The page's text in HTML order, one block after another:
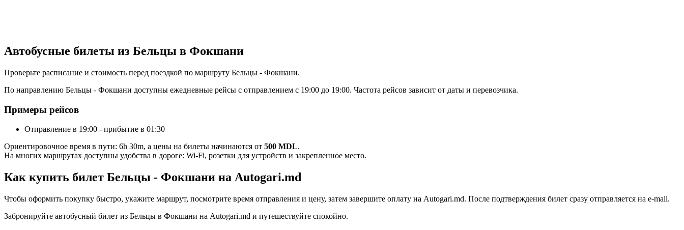
Автобусные билеты из Бельцы в Фокшани
Проверьте расписание и стоимость перед поездкой по маршруту Бельцы - Фокшани.
По направлению Бельцы - Фокшани доступны ежедневные рейсы с отправлением с 19:00 до 19:00. Частота рейсов зависит от даты и перевозчика.
Примеры рейсов
Отправление в 19:00 - прибытие в 01:30
Ориентировочное время в пути: 6h 30m, а цены на билеты начинаются от 500 MDL.
На многих маршрутах доступны удобства в дороге: Wi-Fi, розетки для устройств и закрепленное место.
Как купить билет Бельцы - Фокшани на Autogari.md
Чтобы оформить покупку быстро, укажите маршрут, посмотрите время отправления и цену, затем завершите оплату на Autogari.md. После подтверждения билет сразу отправляется на e-mail.
Забронируйте автобусный билет из Бельцы в Фокшани на Autogari.md и путешествуйте спокойно.